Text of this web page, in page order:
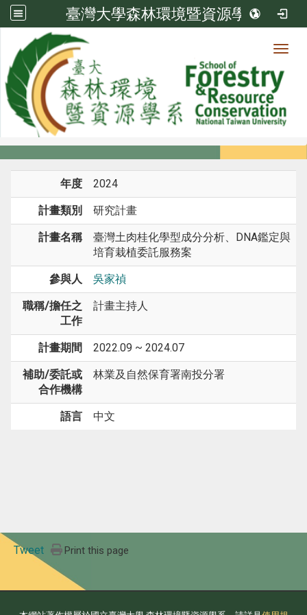
臺灣大學森林環境暨資源學系
系所成員
系所成員
年度 2024
計畫類別 研究計畫
計畫名稱
臺灣土肉桂化學型成分分析、DNA鑑定與
培育栽植委託服務案
參與人 吳家禎
職稱/擔任之
工作
計畫主持人
計畫期間 2022.09 ~ 2024.07
補助/委託或
合作機構
林業及自然保育署南投分署
語言 中文
Tweet Print this page